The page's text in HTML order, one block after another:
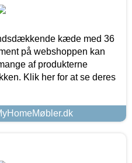
kæde med 36
på webshoppen kan
af produkterne
Klik her for at se deres